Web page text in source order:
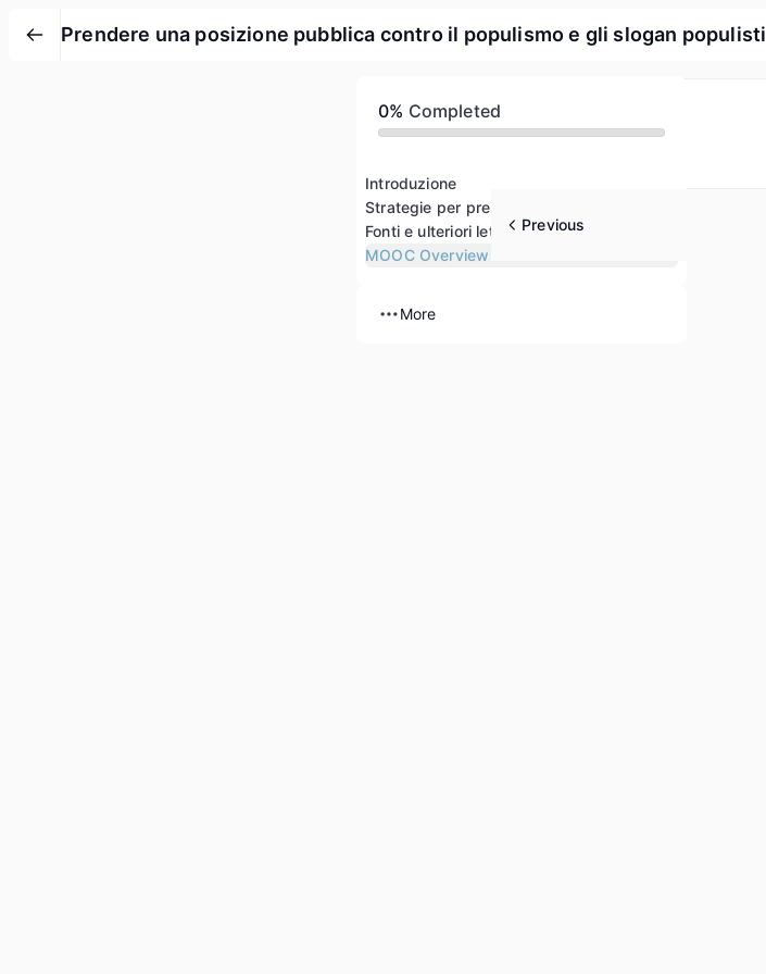
Prendere una posizione pubblica contro il populismo e gli slogan populisti
0% Completed
Introduzione
Fonti e ulteriori letture
MOOC Overview
More
Previous